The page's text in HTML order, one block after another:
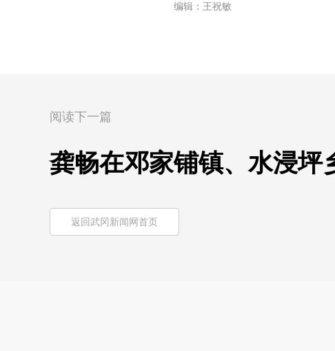
编辑：王祝敏
阅读下一篇
龚畅在邓家铺镇、水浸坪
返回武冈新闻网首页